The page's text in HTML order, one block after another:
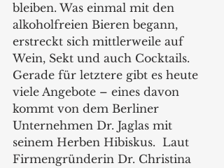
bleiben. Was einmal mit den
alkoholfreien Bieren begann,
erstreckt sich mittlerweile auf
Wein, Sekt und auch Cocktails.
Gerade für letztere gibt es heute
viele Angebote – eines davon
kommt von dem Berliner
Unternehmen Dr. Jaglas mit
seinem Herben Hibiskus.  Laut
Firmengründerin Dr. Christina